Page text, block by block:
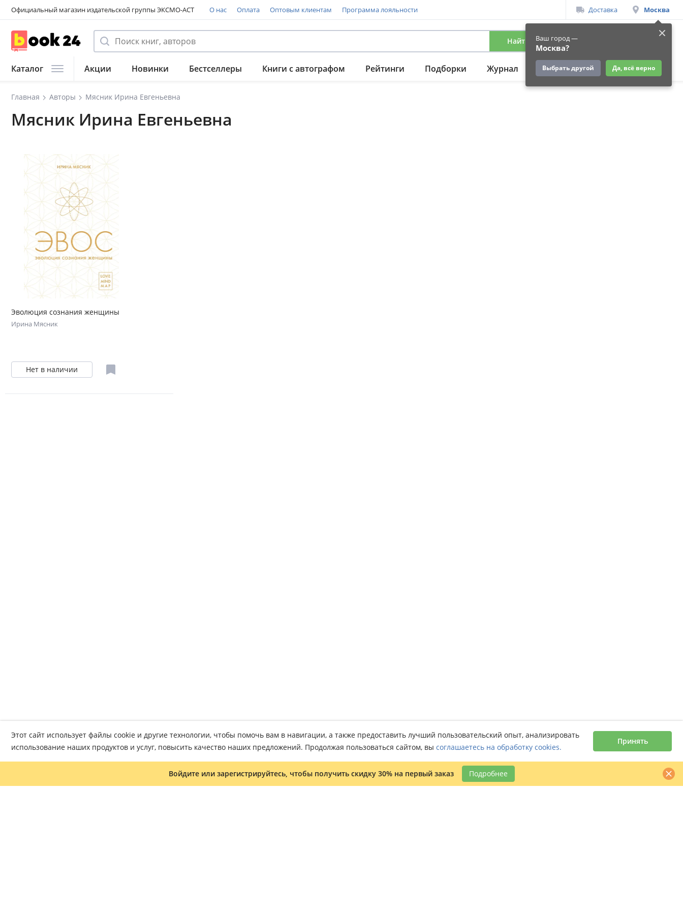
Официальный магазин издательской группы ЭКСМО-АСТ О нас Оплата Оптовым клиентам Программа лояльности Доставка Москва
Ваш город —
Москва?
Выбрать другой Да, всё верно
Найти Вход
Каталог Акции Новинки Бестселлеры Книги с автографом Рейтинги Подборки Журнал Подарки Ещё
Главная Авторы Мясник Ирина Евгеньевна
Мясник Ирина Евгеньевна
Эволюция сознания женщины
Ирина Мясник
Нет в наличии
Войдите или зарегистрируйтесь, чтобы получить скидку 30% на первый заказ Подробнее
Этот сайт использует файлы cookie и другие технологии, чтобы помочь вам в навигации, а также предоставить лучший пользовательский опыт, анализировать
использование наших продуктов и услуг, повысить качество наших предложений. Продолжая пользоваться сайтом, вы соглашаетесь на обработку cookies.
Принять